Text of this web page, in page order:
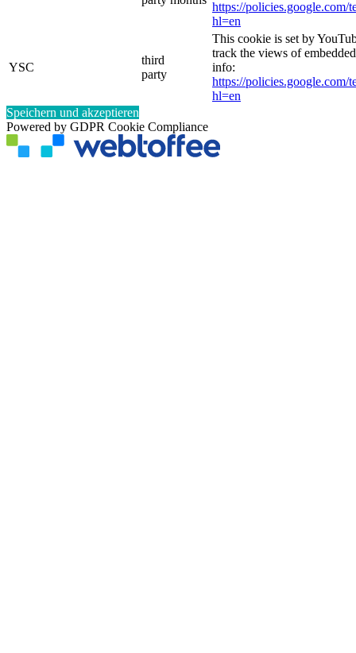
https://policies.google.com/
hl=en
YSC
third
party
This cookie is set by
track the views of
info:
https://policies.google.com/
hl=en
Speichern und akzeptieren
Powered by GDPR Cookie Compliance